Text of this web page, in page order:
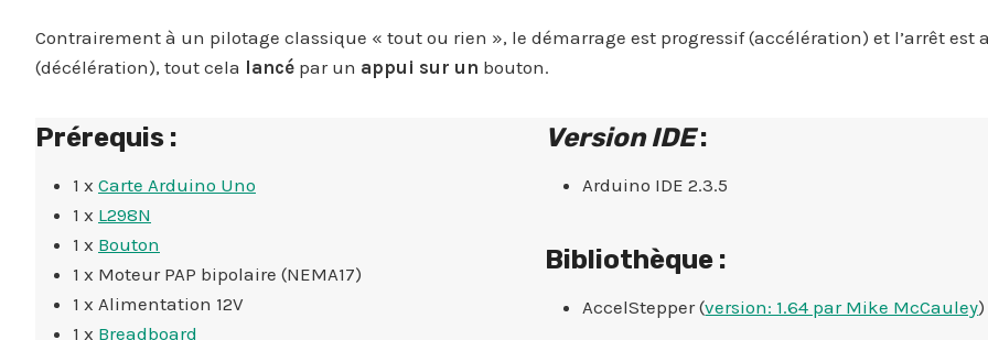
Contrairement à un pilotage classique « tout ou rien », le démarrage est progressif (accélération) et l’arrêt est
(décélération), tout cela lancé par un appui sur un bouton.
Prérequis :
1 x Carte Arduino Uno
1 x L298N
1 x Bouton
1 x Moteur PAP bipolaire (NEMA17)
1 x Alimentation 12V
1 x Breadboard
Version IDE:
Arduino IDE 2.3.5
Bibliothèque :
AccelStepper (version: 1.64 par Mike McCauley)